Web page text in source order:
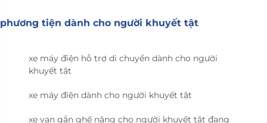
phương tiện dành cho người khuyết tật
xe máy điện hỗ trợ di chuyển dành cho người
khuyết tật
xe máy điện dành cho người khuyết tật
xe van gắn ghế nâng cho người khuyết tật đang